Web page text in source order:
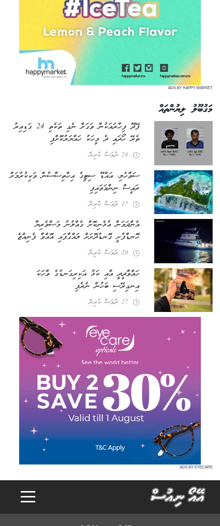
ADS BY HAPPY MARKET
މަގުބޫލު ލިޔުންތައް
ފޭދޫ ފިހާރައަކުން ވަގަށް ނެގި ތަކެތި 24 ގަޑިއިރު
ތެރޭ ހޯދައި ދެ މީހަކު ހައްޔަރުކޮށްފި
24 ދުވަސް ކުރިން
ސަވާހެލި، އައްޑޫ ސިޓީގެ އިހްތިސާސުން ވަކިކުރުމަށް
ރައީސް ނިންމަވައިފި
17 ދުވަސް ކުރިން
އެންދަމަން އުޅެނިކޮށް ގެއްލުނު މަސްވެރިޔާ
ހޮނޑާފުށީ ގޮނޑުދޮށަށް ލައްގާފައި އޮއްވާ ފެނިއްޖެ
20 ދުވަސް ކުރިން
ހައްވާދީދީ އާއި ކަޅު އަކިރިގަނޑުގެ ވާހަކަ
އިނގިރޭސި ބަހުން ނެރެފި
27 ދުވަސް ކުރިން
ADS BY EYECARE